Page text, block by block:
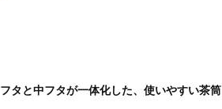
フタと中フタが一体化した、使いやすい茶筒